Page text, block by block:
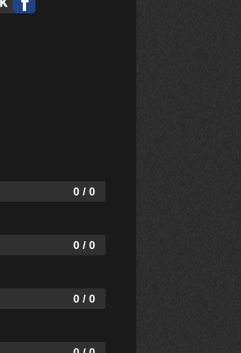
0 / 0
0 / 0
0 / 0